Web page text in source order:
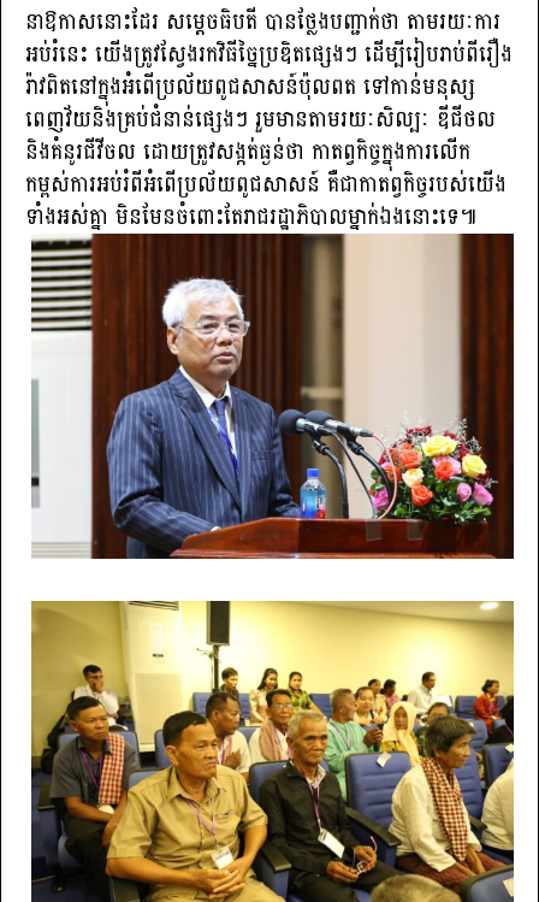
នាឱកាសនោះដែរ សម្តេចធិបតី បានថ្លែងបញ្ជាក់ថា តាមរយៈការ
អប់រំនេះ យើងត្រូវស្វែងរកវិធីច្នៃប្រឌិតផ្សេងៗ ដើម្បីរៀបរាប់ពីរឿង
រ៉ាវពិតនៅក្នុងអំពើប្រល័យពូជសាសន៍ប៉ុលពត ទៅកាន់មនុស្ស
ពេញវ័យនិងគ្រប់ជំនាន់ផ្សេងៗ រួមមានតាមរយៈសិល្បៈ ឌីជីថល
និងគំនូរជីវីចល ដោយត្រូវសង្កត់ធ្ងន់ថា កាតព្វកិច្ចក្នុងការលើក
កម្ពស់ការអប់រំពីអំពើប្រល័យពូជសាសន៍ គឺជាកាតព្វកិច្ចរបស់យើង
ទាំងអស់គ្នា មិនមែនចំពោះតែរាជរដ្ឋាភិបាលម្នាក់ឯងនោះទេ៕